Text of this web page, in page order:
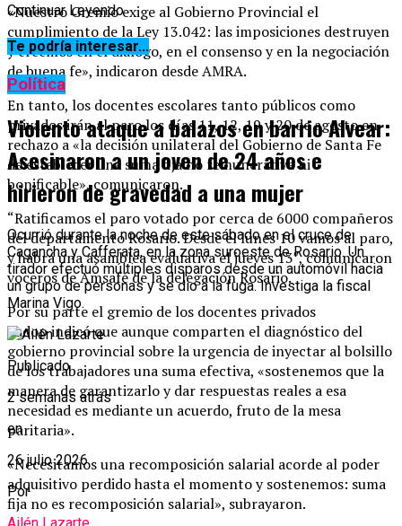
«Nuestro Gremio exige al Gobierno Provincial el
cumplimiento de la Ley 13.042: las imposiciones destruyen
y creemos en el diálogo, en el consenso y en la negociación
de buena fe», indicaron desde AMRA.
En tanto, los docentes escolares tanto públicos como
privados irán al paro los días 11, 12, 19 y 20 de agosto en
rechazo a «la decisión unilateral del Gobierno de Santa Fe
de establecer una suma fija no remunerativa ni
bonificable», comunicaron.
“Ratificamos el paro votado por cerca de 6000 compañeros
del departamento Rosario. Desde el lunes 10 vamos al paro,
y habrá una asamblea evaluativa el jueves 13″, comunicaron
voceros de Amsafé de la delegación Rosario.
Por su parte el gremio de los docentes privados
Sadop indicó que aunque comparten el diagnóstico del
gobierno provincial sobre la urgencia de inyectar al bolsillo
de los trabajadores una suma efectiva, «sostenemos que la
manera de garantizarlo y dar respuestas reales a esa
necesidad es mediante un acuerdo, fruto de la mesa
paritaria».
«Necesitamos una recomposición salarial acorde al poder
adquisitivo perdido hasta el momento y sostenemos: suma
fija no es recomposición salarial», subrayaron.
Continuar Leyendo
Te podría interesar...
Política
Violento ataque a balazos en barrio Alvear:
Asesinaron a un joven de 24 años e
hirieron de gravedad a una mujer
Ocurrió durante la noche de este sábado en el cruce de
Cagancha y Cafferata, en la zona suroeste de Rosario. Un
tirador efectuó múltiples disparos desde un automóvil hacia
un grupo de personas y se dio a la fuga. Investiga la fiscal
Marina Vigo.
Publicado
2 semanas atrás
en
26 julio 2026
Por